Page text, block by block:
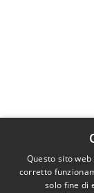
Questo sito
corretto
solo fine di